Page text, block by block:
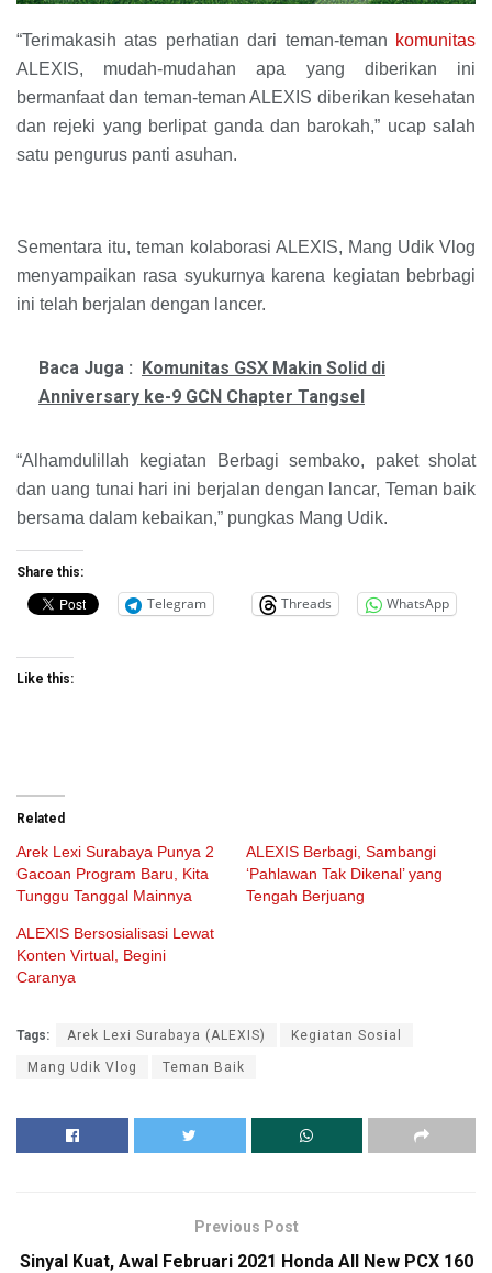
“Terimakasih atas perhatian dari teman-teman komunitas
ALEXIS, mudah-mudahan apa yang diberikan ini
bermanfaat dan teman-teman ALEXIS diberikan kesehatan
dan rejeki yang berlipat ganda dan barokah,” ucap salah
satu pengurus panti asuhan.
Sementara itu, teman kolaborasi ALEXIS, Mang Udik Vlog
menyampaikan rasa syukurnya karena kegiatan bebrbagi
ini telah berjalan dengan lancer.
Baca Juga : Komunitas GSX Makin Solid di
Anniversary ke-9 GCN Chapter Tangsel
“Alhamdulillah kegiatan Berbagi sembako, paket sholat
dan uang tunai hari ini berjalan dengan lancar, Teman baik
bersama dalam kebaikan,” pungkas Mang Udik.
Share this:
Telegram Threads WhatsApp
Like this:
Related
Arek Lexi Surabaya Punya 2
Gacoan Program Baru, Kita
Tunggu Tanggal Mainnya
ALEXIS Berbagi, Sambangi
‘Pahlawan Tak Dikenal’ yang
Tengah Berjuang
ALEXIS Bersosialisasi Lewat
Konten Virtual, Begini
Caranya
Tags: Arek Lexi Surabaya (ALEXIS) Kegiatan Sosial
Mang Udik Vlog Teman Baik
Previous Post
Sinyal Kuat, Awal Februari 2021 Honda All New PCX 160